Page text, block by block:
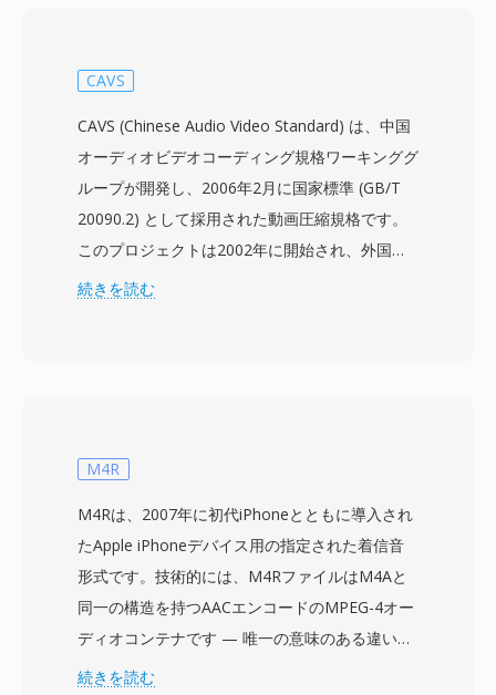
CAVS
CAVS (Chinese Audio Video Standard) は、中国
オーディオビデオコーディング規格ワーキンググ
ループが開発し、2006年2月に国家標準 (GB/T
20090.2) として採用された動画圧縮規格です。
このプロジェクトは2002年に開始され、外国の
ライセンスコーデックに依存することなく中国の
ームワークを採用しています。この規格は標準画
上デジタルテレビ放送とブロードバンドストリー
ミングの両方に適しています。主な技術的特徴と
して、8x8ブロック変換、複数の予測モード、低
ビットレートでのブロッキングアーティファクト
を低減するループフィルタがあります。中国政府
はCAVSを国家デジタルテレビ放送システムの必
続きを読む
M4R
M4Rは、2007年に初代iPhoneとともに導入され
たApple iPhoneデバイス用の指定された着信音
形式です。技術的には、M4RファイルはM4Aと
同一の構造を持つAACエンコードのMPEG-4オー
ディオコンテナです — 唯一の意味のある違いは
ファイル拡張子と、iOSによって適用される約
続きを読む